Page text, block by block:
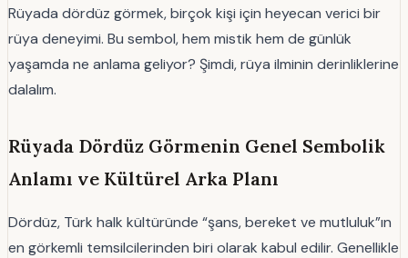
Rüyada dördüz görmek, birçok kişi için heyecan verici bir
rüya deneyimi. Bu sembol, hem mistik hem de günlük
yaşamda ne anlama geliyor? Şimdi, rüya ilminin derinliklerine
dalalım.
Rüyada Dördüz Görmenin Genel Sembolik
Anlamı ve Kültürel Arka Planı
Dördüz, Türk halk kültüründe “şans, bereket ve mutluluk”ın
en görkemli temsilcilerinden biri olarak kabul edilir. Genellikle